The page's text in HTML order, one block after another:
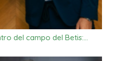
del campo del Betis:…